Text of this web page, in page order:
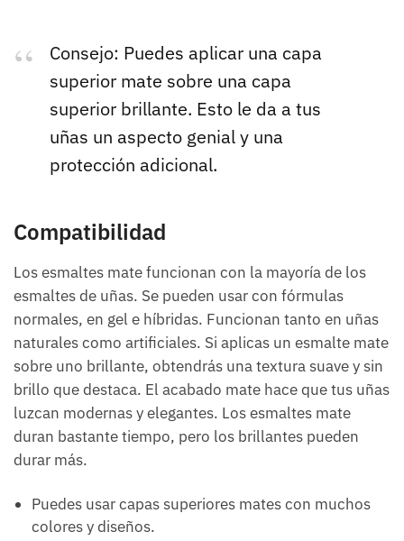
Consejo: Puedes aplicar una capa
superior mate sobre una capa
superior brillante. Esto le da a tus
uñas un aspecto genial y una
protección adicional.
Compatibilidad
Los esmaltes mate funcionan con la mayoría de los
esmaltes de uñas. Se pueden usar con fórmulas
normales, en gel e híbridas. Funcionan tanto en uñas
naturales como artificiales. Si aplicas un esmalte mate
sobre uno brillante, obtendrás una textura suave y sin
brillo que destaca. El acabado mate hace que tus uñas
luzcan modernas y elegantes. Los esmaltes mate
duran bastante tiempo, pero los brillantes pueden
durar más.
Puedes usar capas superiores mates con muchos
colores y diseños.